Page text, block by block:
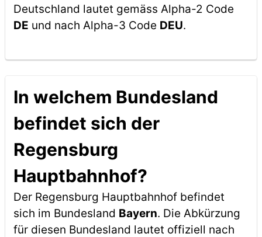
Deutschland lautet gemäss Alpha-2 Code
DE und nach Alpha-3 Code DEU.
In welchem Bundesland
befindet sich der
Regensburg
Hauptbahnhof?
Der Regensburg Hauptbahnhof befindet
sich im Bundesland Bayern. Die Abkürzung
für diesen Bundesland lautet offiziell nach